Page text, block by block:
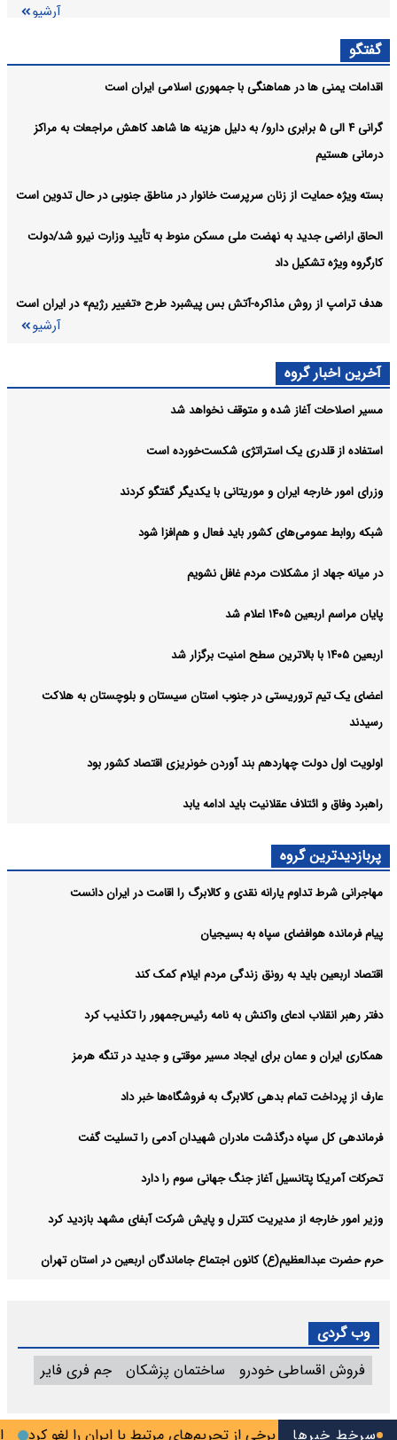
سرخط خبرها
آمریکا برخی از تحریم‌های مرتبط با ایران را لغو کرد
آرشیو
گفتگو
اقدامات یمنی ها در هماهنگی با جمهوری اسلامی ایران است
گرانی ۴ الی ۵ برابری دارو/ به دلیل هزینه ها شاهد کاهش مراجعات به مراکز
درمانی هستیم
بسته ویژه حمایت از زنان سرپرست خانوار در مناطق جنوبی در حال تدوین است
الحاق اراضی جدید به نهضت ملی مسکن منوط به تأیید وزارت نیرو شد/دولت
کارگروه ویژه تشکیل داد
هدف ترامپ از روش مذاکره-آتش بس پیشبرد طرح «تغییر رژیم» در ایران است
آرشیو
آخرین اخبار گروه
مسیر اصلاحات آغاز شده و متوقف نخواهد شد
استفاده از قلدری یک استراتژی شکست‌خورده است
وزرای امور خارجه ایران و موریتانی با یکدیگر گفتگو کردند
شبکه روابط عمومی‌های کشور باید فعال و هم‌افزا شود
در میانه جهاد از مشکلات مردم غافل نشویم
پایان مراسم اربعین ۱۴۰۵ اعلام شد
اربعین ۱۴۰۵ با بالاترین سطح امنیت برگزار شد
اعضای یک تیم تروریستی در جنوب استان سیستان و بلوچستان به هلاکت
رسیدند
اولویت اول دولت چهاردهم بند آوردن خونریزی اقتصاد کشور بود
راهبرد وفاق و ائتلاف عقلانیت باید ادامه یابد
پربازدیدترین گروه
مهاجرانی شرط تداوم یارانه نقدی و کالابرگ را اقامت در ایران دانست
پیام فرمانده هوافضای سپاه به بسیجیان
اقتصاد اربعین باید به رونق زندگی مردم ایلام کمک کند
دفتر رهبر انقلاب ادعای واکنش به نامه رئیس‌جمهور را تکذیب کرد
همکاری ایران و عمان برای ایجاد مسیر موقتی و جدید در تنگه هرمز
عارف از پرداخت تمام بدهی کالابرگ به فروشگاه‌ها خبر داد
فرماندهی کل سپاه درگذشت مادران شهیدان آدمی را تسلیت گفت
تحرکات آمریکا پتانسیل آغاز جنگ جهانی سوم را دارد
وزیر امور خارجه از مدیریت کنترل و پایش شرکت آبفای مشهد بازدید کرد
حرم حضرت عبدالعظیم(ع) کانون اجتماع جاماندگان اربعین در استان تهران
وب گردی
فروش اقساطی خودرو
ساختمان پزشکان جم فری فایر